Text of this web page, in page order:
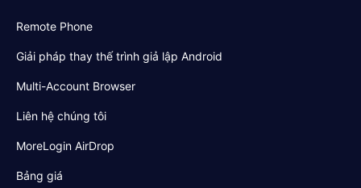
Remote Phone
Giải pháp thay thế trình giả lập Android
Multi-Account Browser
Liên hệ chúng tôi
MoreLogin AirDrop
Bảng giá